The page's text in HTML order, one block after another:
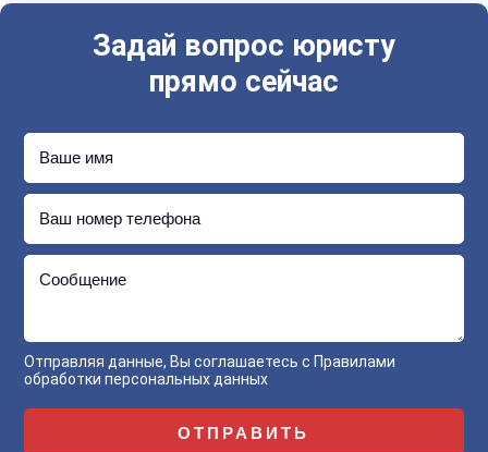
Задай вопрос юристу
прямо сейчас
Ваше имя
Ваш номер телефона
Сообщение
Отправляя данные, Вы соглашаетесь с Правилами
обработки персональных данных